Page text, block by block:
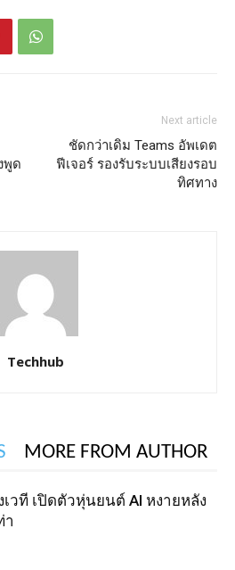
พูด
Next article
ชัดกว่าเดิม Teams อัพเดต
ฟีเจอร์ รองรับระบบเสียงรอบ
ทิศทาง
Techhub
MORE FROM AUTHOR
เวที เปิดตัวหุ่นยนต์ AI หงายหลัง
า